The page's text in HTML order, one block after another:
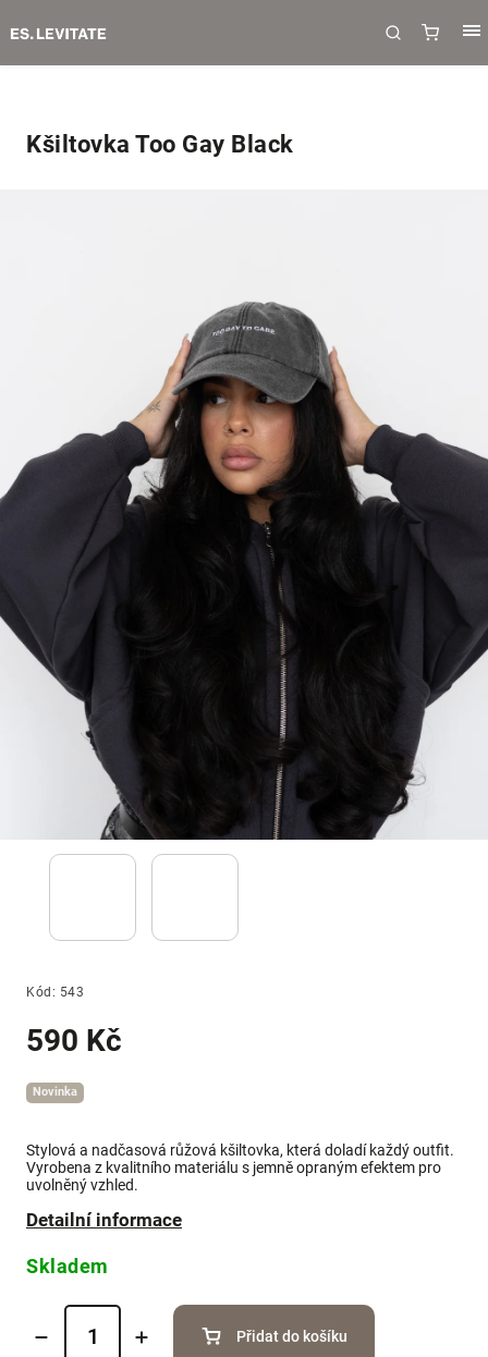
Kšiltovka Too Gay Black
Kód: 543
590 Kč
Novinka
Stylová a nadčasová růžová kšiltovka, která doladí každý outfit.
Vyrobena z kvalitního materiálu s jemně opraným efektem pro
uvolněný vzhled.
Detailní informace
Skladem
Přidat do košíku